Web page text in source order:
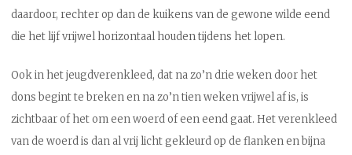
daardoor, rechter op dan de kuikens van de gewone wilde eend
die het lijf vrijwel horizontaal houden tijdens het lopen.
Ook in het jeugdverenkleed, dat na zo’n drie weken door het
dons begint te breken en na zo’n tien weken vrijwel af is, is
zichtbaar of het om een woerd of een eend gaat. Het verenkleed
van de woerd is dan al vrij licht gekleurd op de flanken en bijna